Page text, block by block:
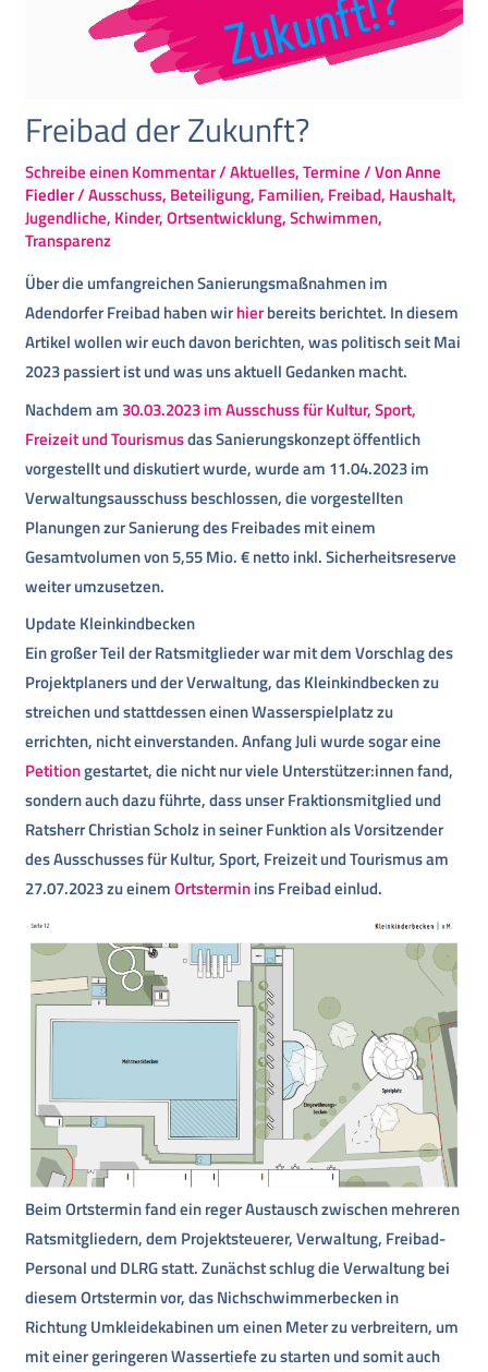
Freibad der Zukunft?
Schreibe einen Kommentar/Aktuelles,Termine/ VonAnne
Fiedler/Ausschuss, Beteiligung, Familien, Freibad, Haushalt,
Jugendliche, Kinder,Ortsentwicklung,Schwimmen,
Transparenz
Über die umfangreichen Sanierungsmaßnahmen im
Adendorfer Freibad haben wirhierbereits berichtet. In diesem
Artikel wollen wir euch davon berichten, was politisch seit Mai
2023 passiert ist und was uns aktuell Gedanken macht.
Nachdem am 30.03.2023 im Ausschuss für Kultur, Sport,
Freizeit und Tourismusdas Sanierungskonzept öffentlich
vorgestellt und diskutiert wurde, wurde am 11.04.2023 im
Verwaltungsausschuss beschlossen, die vorgestellten
Planungen zur Sanierung des Freibades mit einem
Gesamtvolumen von 5,55 Mio. € netto inkl. Sicherheitsreserve
weiter umzusetzen.
Update Kleinkindbecken
Ein großer Teil der Ratsmitglieder war mit dem Vorschlag des
Projektplaners und der Verwaltung, das Kleinkindbecken zu
streichen und stattdessen einen Wasserspielplatz zu
errichten, nicht einverstanden. Anfang Juli wurde sogar eine
Petitiongestartet, die nicht nur viele Unterstützer:innen fand,
sondern auch dazu führte, dass unser Fraktionsmitglied und
Ratsherr Christian Scholz in seiner Funktion als Vorsitzender
des Ausschusses für Kultur, Sport, Freizeit und Tourismus am
27.07.2023 zu einemOrtsterminins Freibad einlud.
Beim Ortstermin fand ein reger Austausch zwischen mehreren
Ratsmitgliedern, dem Projektsteuerer, Verwaltung, Freibad-
Personal und DLRG statt. Zunächst schlug die Verwaltung bei
diesem Ortstermin vor, das Nichschwimmerbecken in
Richtung Umkleidekabinen um einen Meter zu verbreitern, um
mit einer geringeren Wassertiefe zu starten und somit auch